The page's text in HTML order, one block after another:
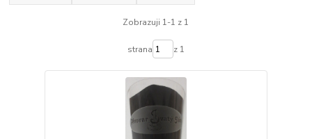
Zobrazuji 1-1 z 1
strana z 1